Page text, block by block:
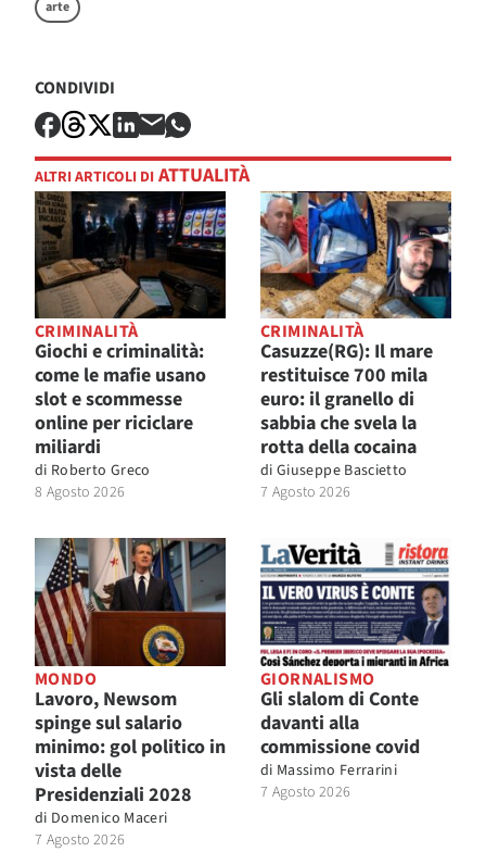
arte
CONDIVIDI
ALTRI ARTICOLI DI ATTUALITÀ
CRIMINALITÀ
Giochi e criminalità:
come le mafie usano
slot e scommesse
online per riciclare
miliardi
di Roberto Greco
8 Agosto 2026
CRIMINALITÀ
Casuzze(RG): Il mare
restituisce 700 mila
euro: il granello di
sabbia che svela la
rotta della cocaina
di Giuseppe Bascietto
7 Agosto 2026
MONDO
Lavoro, Newsom
spinge sul salario
minimo: gol politico in
vista delle
Presidenziali 2028
di Domenico Maceri
7 Agosto 2026
GIORNALISMO
Gli slalom di Conte
davanti alla
commissione covid
di Massimo Ferrarini
7 Agosto 2026